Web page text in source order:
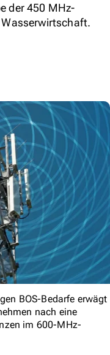
der 450 MHz-
Wasserwirtschaft.
BOS-Bedarfe erwägt
nach eine
im 600-MHz-